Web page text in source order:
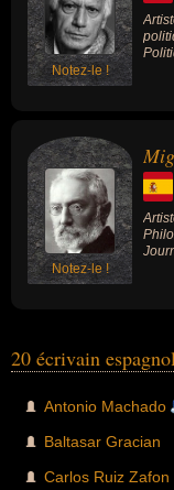
Notez-le !
Notez-le !
20 écrivain
Antonio Machado
Baltasar Gracian
Carlos Ruiz Zafon